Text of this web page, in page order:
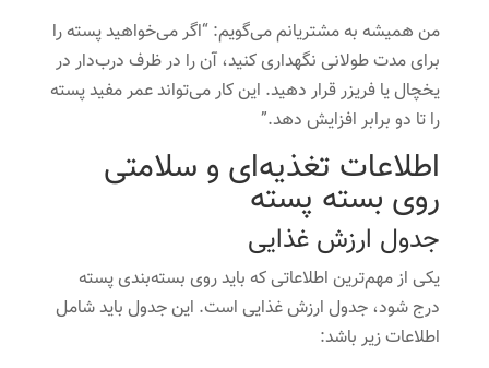
من همیشه به مشتریانم می‌گویم: “اگر می‌خواهید پسته را
برای مدت طولانی نگهداری کنید، آن را در ظرف درب‌دار در
یخچال یا فریزر قرار دهید. این کار می‌تواند عمر مفید پسته
را تا دو برابر افزایش دهد.”
اطلاعات تغذیه‌ای و سلامتی
روی بسته پسته
جدول ارزش غذایی
یکی از مهم‌ترین اطلاعاتی که باید روی بسته‌بندی پسته
درج شود، جدول ارزش غذایی است. این جدول باید شامل
اطلاعات زیر باشد: